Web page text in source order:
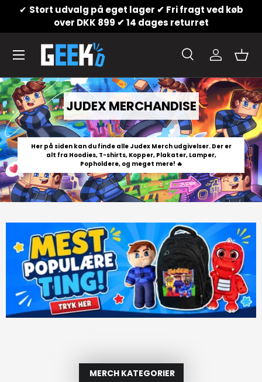
Gå til indhold
✔ Stort udvalg på eget lager ✔ Fri fragt ved køb
over DKK 899 ✔ 14 dages returret
Søg
Produkttype
Alle Søg
Søg KontoKurv
Menu
JUDEX MERCHANDISE
Her på siden kan du finde alle Judex Merch udgivelser. Der er
alt fra Hoodies, T-shirts, Kopper, Plakater, Lamper,
Popholdere, og meget mere! 🔥
MERCH KATEGORIER